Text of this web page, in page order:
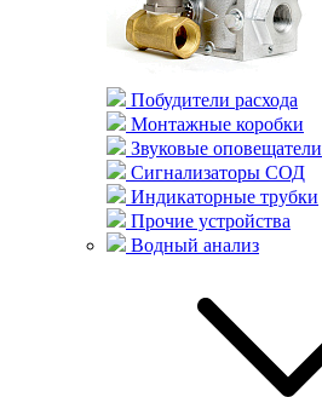
Побудители расхода
Монтажные коробки
Звуковые оповещатели
Сигнализаторы СОД
Индикаторные трубки
Прочие устройства
Водный анализ